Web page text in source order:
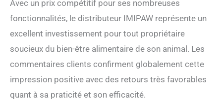
Avec un prix compétitif pour ses nombreuses
fonctionnalités, le distributeur IMIPAW représente un
excellent investissement pour tout propriétaire
soucieux du bien-être alimentaire de son animal. Les
commentaires clients confirment globalement cette
impression positive avec des retours très favorables
quant à sa praticité et son efficacité.